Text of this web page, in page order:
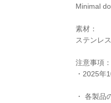
Minimal
素材：
ステンレ
注意事項：
・2025年
・ 各製品